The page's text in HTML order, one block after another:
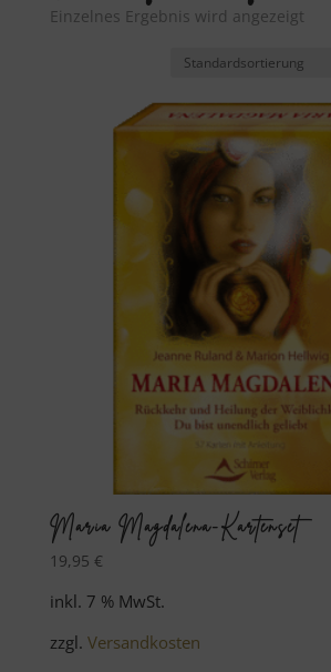
Einzelnes Ergebnis wird angezeigt
Maria Magdalena-Kartenset
19,95 €
inkl. 7 % MwSt.
zzgl. Versandkosten